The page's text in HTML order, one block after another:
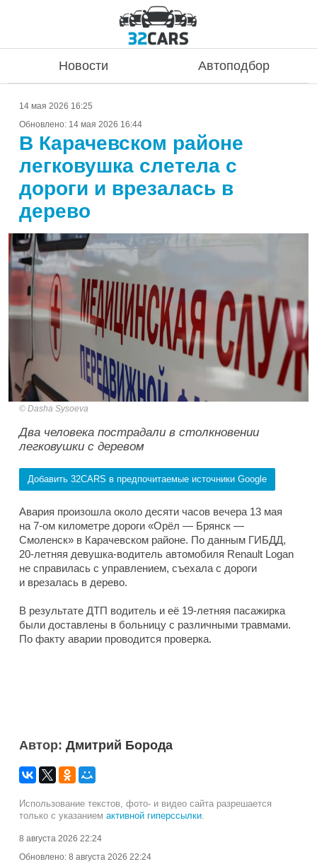
Новости Автоподбор
14 мая 2026 16:25
Обновлено: 14 мая 2026 16:44
В Карачевском районе
легковушка слетела с
дороги и врезалась в
дерево
Dasha Sysoeva
Два человека пострадали в столкновении
легковушки с деревом
Добавить 32CARS в предпочитаемые источники Google
Авария произошла около десяти часов вечера 13 мая
на 7-ом километре дороги «Орёл — Брянск —
Смоленск» в Карачевском районе. По данным ГИБДД,
20-летняя девушка-водитель автомобиля Renault Logan
не справилась с управлением, съехала с дороги
и врезалась в дерево.
В результате ДТП водитель и её 19-летняя пасажирка
были доставлены в больницу с различными травмами.
По факту аварии проводится проверка.
Автор: Дмитрий Борода
Использование текстов, фото- и видео сайта разрешается
только с указанием активной гиперссылки.
8 августа 2026 22:24
Обновлено: 8 августа 2026 22:24